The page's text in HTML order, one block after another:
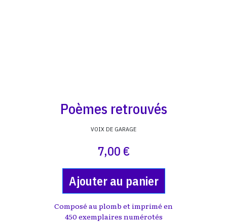
Poèmes retrouvés
VOIX DE GARAGE
7,00 €
Ajouter au panier
Composé au plomb et imprimé en
450 exemplaires numérotés